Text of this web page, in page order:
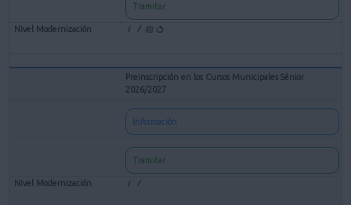
Tramitar
Preinscripción en los Cursos Municipales Sénior
2026/2027
Información
Tramitar